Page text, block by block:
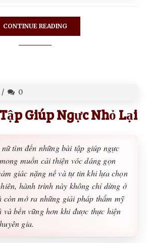
CONTINUE READING
0
Giúp Ngực Nhỏ Lại
tìm đến những bài tập giúp ngực
muốn cải thiện vóc dáng gọn
giác nặng nề và tự tin khi lựa chọn
hành trình này không chỉ dừng ở
còn mở ra những giải pháp thẩm mỹ
và bền vững hơn khi được thực hiện
gia.